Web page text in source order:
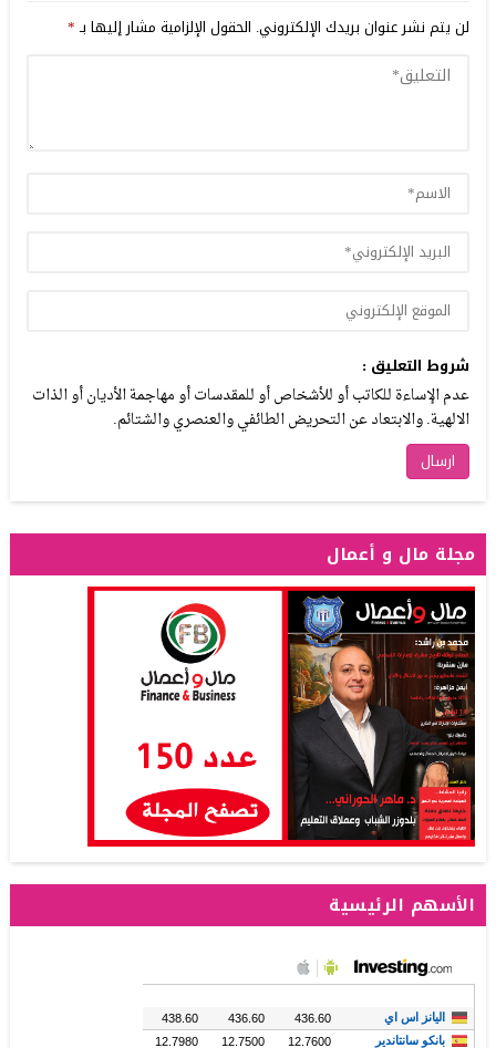
لن يتم نشر عنوان بريدك الإلكتروني. الحقول الإلزامية مشار إليها بـ*
شروط التعليق :
عدم الإساءة للكاتب أو للأشخاص أو للمقدسات أو مهاجمة الأديان أو الذات
الالهية. والابتعاد عن التحريض الطائفي والعنصري والشتائم.
مجلة مال و أعمال
الأسهم الرئيسية